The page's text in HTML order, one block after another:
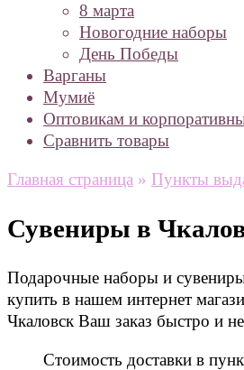
8 марта
Новогодние наборы
День Победы
Варганы
Мумиё
Оптовикам и
Сравнить товары
Главная страница » Пункты
Сувениры в
Подарочные наборы и
купить в нашем интернет
Чкаловск Ваш заказ быстро и
Стоимость доставки в